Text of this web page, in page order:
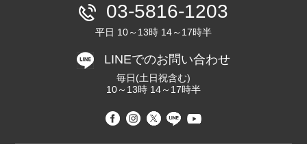
03-5816-1203
平日 10～13時 14～17時半
LINEでのお問い合わせ
毎日(土日祝含む)
10～13時 14～17時半